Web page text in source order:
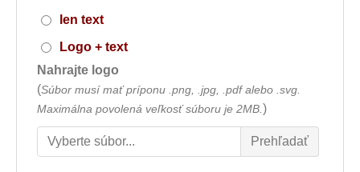
len text
Logo + text
Nahrajte logo
(Súbor musí mať príponu .png, .jpg, .pdf alebo .svg.
Maximálna povolená veľkosť súboru je 2MB. )